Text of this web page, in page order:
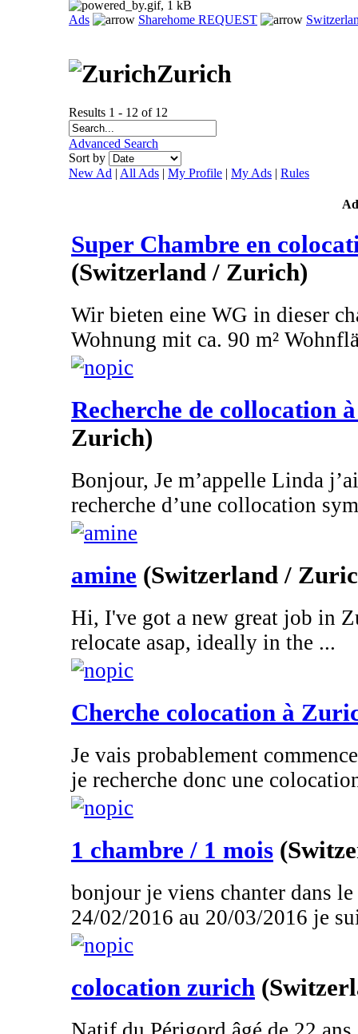
Ads Sharehome REQUEST
Zurich
Results 1 - 12 of 12
Advanced Search
Sort by
New Ad | All Ads | My Profile | My Ads | Rules
Ad
Super Chambre en
(Switzerland / Zurich)
Wir bieten eine WG in dieser
Wohnung mit ca. 90 m²
Recherche de collocation
Zurich)
Bonjour, Je m’appelle Linda
recherche d’une collocation
amine (Switzerland /
Hi, I've got a new great job in
relocate asap, ideally in the ...
Cherche colocation à
Je vais probablement
je recherche donc une
1 chambre / 1 mois
bonjour je viens chanter dans
24/02/2016 au 20/03/2016 je
colocation zurich